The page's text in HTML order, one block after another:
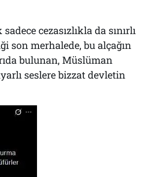
cezasızlıkla da sınırlı
son merhalede, bu alçağın
bulunan, Müslüman
seslere bizzat devletin